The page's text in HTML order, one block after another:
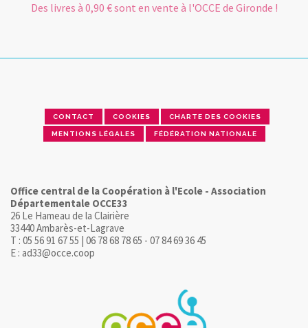
Des livres à 0,90 € sont en vente à l'OCCE de Gironde !
CONTACT COOKIES CHARTE DES COOKIES
MENTIONS LÉGALES FÉDÉRATION NATIONALE
Office central de la Coopération à l'Ecole - Association
Départementale OCCE33
26 Le Hameau de la Clairière
33440 Ambarès-et-Lagrave
T : 05 56 91 67 55 | 06 78 68 78 65 - 07 84 69 36 45
E : ad33@occe.coop